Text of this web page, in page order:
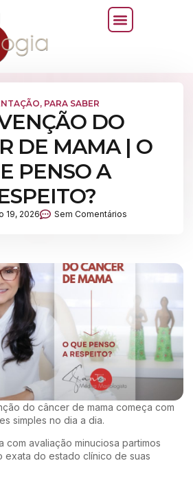
, PARA SABER
DO
DE MAMA | O
PENSO A
19, 2026 Sem Comentários
do câncer de mama começa com
simples no dia a dia.
com avaliação minuciosa partimos
exata do estado clínico de suas